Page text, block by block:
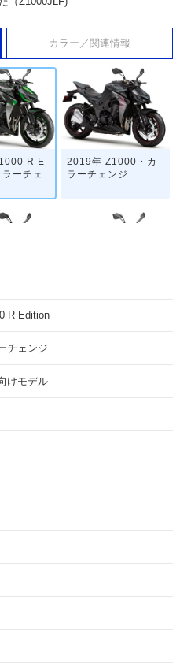
カラー／関連情報
R E
ーチェ
2019年 Z1000・カ
ラーチェンジ
ジ
・マ
AB
R Edition
チェンジ
けモデル